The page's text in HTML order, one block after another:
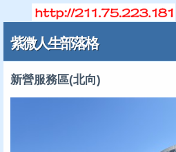
紫微人生部落格
新營服務區(北向)